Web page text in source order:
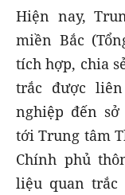
Hiện nay,
miền Bắc
tích hợp, chia
trắc được
nghiệp đến sở
tới Trung tâm
Chính phủ
liệu quan trắc